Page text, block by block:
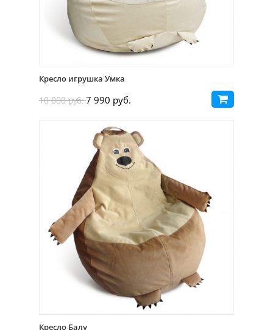
Кресло игрушка Умка
10 000 руб.7 990 руб.
Кресло Балу